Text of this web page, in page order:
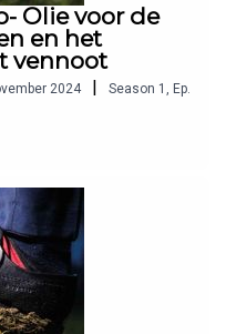
Olie voor de
en het
vennoot
2024 | Season 1
Ep.